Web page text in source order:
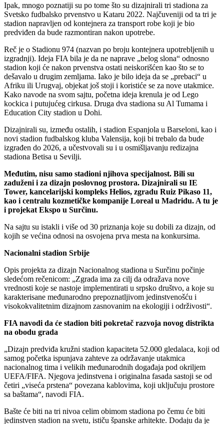
Ipak, mnogo poznatiji su po tome što su dizajnirali tri stadiona za
Svetsko fudbalsko prvenstvo u Kataru 2022. Najčuveniji od ta tri je
stadion napravljen od kontejnera za transport robe koji je bio
predviđen da bude razmontiran nakon upotrebe.
Reč je o Stadionu 974 (nazvan po broju kontejnera upotrebljenih u
izgradnji). Ideja FIA bila je da ne naprave „belog slona“ odnosno
stadion koji će nakon prvenstva ostati neiskorišćen kao što se to
dešavalo u drugim zemljama. Iako je bilo ideja da se „prebaci“ u
Afriku ili Urugvaj, objekat još stoji i koristiće se za nove utakmice.
Kako navode na svom sajtu, početna ideja krenula je od Lego
kockica i putujućeg cirkusa. Druga dva stadiona su Al Tumama i
Education City stadion u Dohi.
Dizajnirali su, između ostalih, i stadion Espanjola u Barseloni, kao i
novi stadion fudbalskog kluba Valensija, koji bi trebalo da bude
izgrađen do 2026, a učestvovali su i u osmišljavanju redizajna
stadiona Betisa u Sevilji.
Međutim, nisu samo stadioni njihova specijalnost. Bili su
zaduženi i za dizajn poslovnog prostora. Dizajnirali su IE
Tower, kancelarijski kompleks Helios, zgradu Ruiz Pikaso 11,
kao i centralu kozmetičke kompanije Loreal u Madridu. A tu je
i projekat Ekspo u Surčinu.
Na sajtu su istakli i više od 30 priznanja koje su dobili za dizajn, od
kojih se većina odnosi na osvojena prva mesta na konkursima.
Nacionalni stadion Srbije
Opis projekta za dizajn Nacionalnog stadiona u Surčinu počinje
sledećom rečenicom: „Zgrada ima za cilj da odražava nove
vrednosti koje se nastoje implementirati u srpsko društvo, a koje su
karakterisane međunarodno prepoznatljivom jedinstvenošću i
visokokvalitetnim dizajnom zasnovanim na ekologiji i održivosti“.
FIA navodi da će stadion biti pokretač razvoja novog distrikta
na obodu grada
„Dizajn predviđa kružni stadion kapaciteta 52.000 gledalaca, koji od
samog početka ispunjava zahteve za održavanje utakmica
nacionalnog tima i velikih međunarodnih događaja pod okriljem
UEFA/FIFA. Njegova jedinstvena i originalna fasada sastoji se od
četiri „viseća prstena“ povezana kablovima, koji uključuju prostore
sa baštama“, navodi FIA.
Bašte će biti na tri nivoa celim obimom stadiona po čemu će biti
jedinstven stadion na svetu, ističu španske arhitekte. Dodaju da je